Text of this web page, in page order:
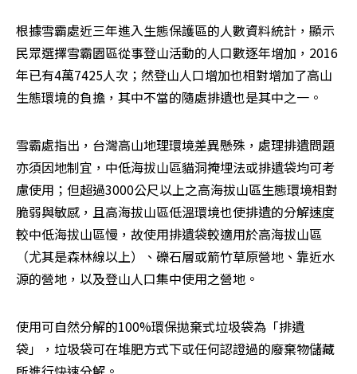
根據雪霸處近三年進入生態保護區的人數資料統計，顯示
民眾選擇雪霸園區從事登山活動的人口數逐年增加，2016
年已有4萬7425人次；然登山人口增加也相對增加了高山
生態環境的負擔，其中不當的隨處排遺也是其中之一。
雪霸處指出，台灣高山地理環境差異懸殊，處理排遺問題
亦須因地制宜，中低海拔山區貓洞掩埋法或排遺袋均可考
慮使用；但超過3000公尺以上之高海拔山區生態環境相對
脆弱與敏感，且高海拔山區低溫環境也使排遺的分解速度
較中低海拔山區慢，故使用排遺袋較適用於高海拔山區
（尤其是森林線以上）、礫石層或箭竹草原營地、靠近水
源的營地，以及登山人口集中使用之營地。
使用可自然分解的100%環保拋棄式垃圾袋為「排遺
袋」，垃圾袋可在堆肥方式下或任何認證過的廢棄物儲藏